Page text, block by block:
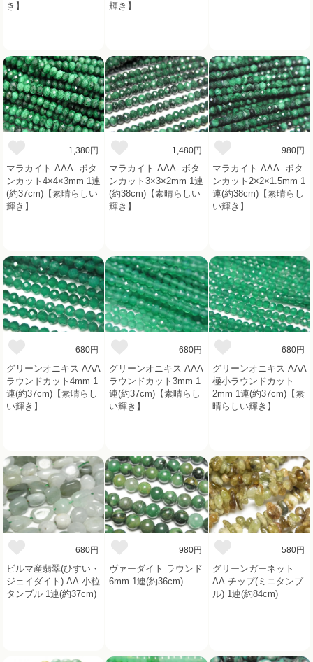
き】
輝き】
1,380円
マラカイト AAA- ボタ
ンカット4×4×3mm 1連
(約37cm)【素晴らしい
輝き】
1,480円
マラカイト AAA- ボタ
ンカット3×3×2mm 1連
(約38cm)【素晴らしい
輝き】
980円
マラカイト AAA- ボタ
ンカット2×2×1.5mm 1
連(約38cm)【素晴らし
い輝き】
680円
グリーンオニキス AAA
ラウンドカット4mm 1
連(約37cm)【素晴らし
い輝き】
680円
グリーンオニキス AAA
ラウンドカット3mm 1
連(約37cm)【素晴らし
い輝き】
680円
グリーンオニキス AAA
極小ラウンドカット
2mm 1連(約37cm)【素
晴らしい輝き】
680円
ビルマ産翡翠(ひすい・
ジェイダイト) AA 小粒
タンブル 1連(約37cm)
980円
ヴァーダイト ラウンド
6mm 1連(約36cm)
580円
グリーンガーネット
AA チップ(ミニタンブ
ル) 1連(約84cm)